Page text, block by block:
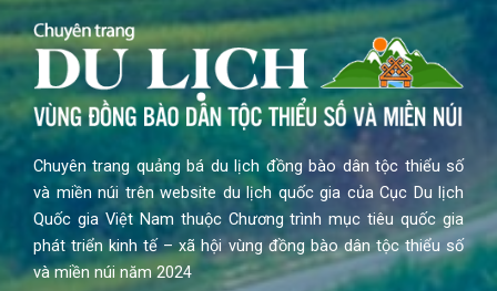
Chuyên trang quảng bá du lịch đồng bào dân tộc thiểu số
và miền núi trên website du lịch quốc gia của Cục Du lịch
Quốc gia Việt Nam thuộc Chương trình mục tiêu quốc gia
phát triển kinh tế – xã hội vùng đồng bào dân tộc thiểu số
và miền núi năm 2024